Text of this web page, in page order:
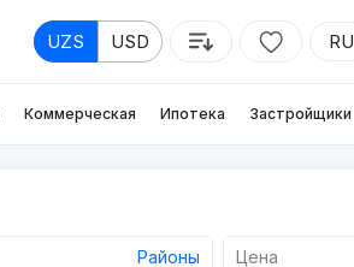
UZS USD RU
Коммерческая Ипотека Застройщики
Районы Цена